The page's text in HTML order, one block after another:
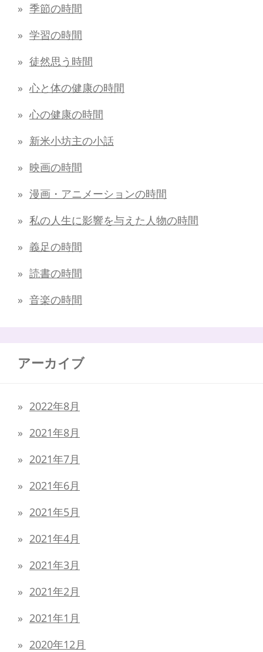
季節の時間
学習の時間
徒然思う時間
心と体の健康の時間
心の健康の時間
新米小坊主の小話
映画の時間
漫画・アニメーションの時間
私の人生に影響を与えた人物の時間
義足の時間
読書の時間
音楽の時間
アーカイブ
2022年8月
2021年8月
2021年7月
2021年6月
2021年5月
2021年4月
2021年3月
2021年2月
2021年1月
2020年12月